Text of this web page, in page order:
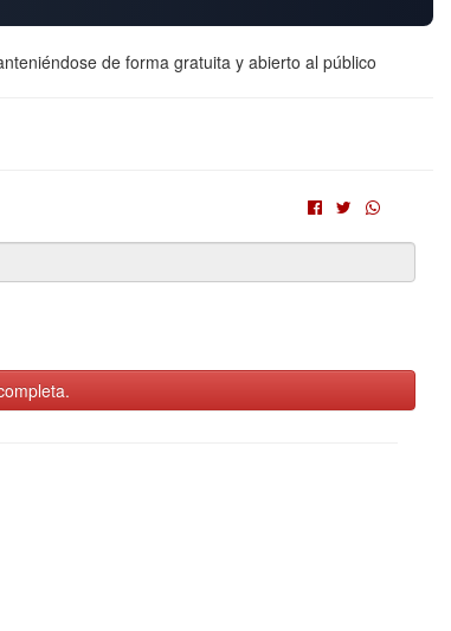
de forma gratuita y abierto al público